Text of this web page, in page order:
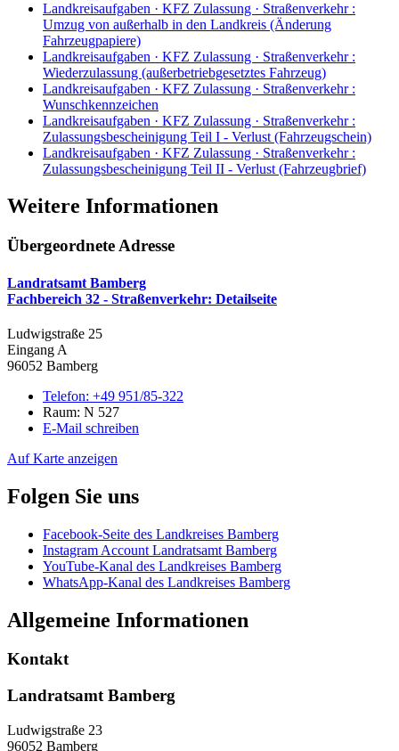
Landkreisaufgaben · KFZ Zulassung · Straßenverkehr :
Umzug von außerhalb in den Landkreis (Änderung
Fahrzeugpapiere)
Landkreisaufgaben · KFZ Zulassung · Straßenverkehr :
Wiederzulassung (außerbetriebgesetztes Fahrzeug)
Landkreisaufgaben · KFZ Zulassung · Straßenverkehr :
Wunschkennzeichen
Landkreisaufgaben · KFZ Zulassung · Straßenverkehr :
Zulassungsbescheinigung Teil I - Verlust (Fahrzeugschein)
Landkreisaufgaben · KFZ Zulassung · Straßenverkehr :
Zulassungsbescheinigung Teil II - Verlust (Fahrzeugbrief)
Weitere Informationen
Übergeordnete Adresse
Landratsamt Bamberg
Fachbereich 32 - Straßenverkehr: Detailseite
Ludwigstraße 25
Eingang A
96052 Bamberg
Telefon: +49 951/85-322
Raum: N 527
E-Mail schreiben
Auf Karte anzeigen
Folgen Sie uns
Facebook-Seite des Landkreises Bamberg
Instagram Account Landratsamt Bamberg
YouTube-Kanal des Landkreises Bamberg
WhatsApp-Kanal des Landkreises Bamberg
Allgemeine Informationen
Kontakt
Landratsamt Bamberg
Ludwigstraße 23
96052 Bamberg